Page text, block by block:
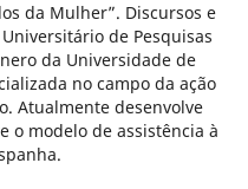
da Mulher”. Discursos e
de Pesquisas
da Universidade de
no campo da ação
Atualmente desenvolve
o modelo de assistência à